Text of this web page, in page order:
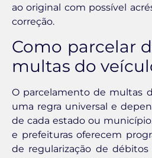
ao original com possível
correção.
Como parcelar
multas do
O parcelamento de multas
uma regra universal e
de cada estado ou
e prefeituras oferecem
de regularização de